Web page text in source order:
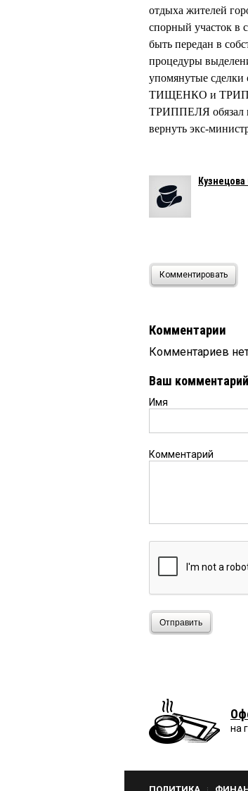
отдыха жителей
спорный участок в
быть передан в
процедуры
упомянутые сделки
ТИЩЕНКО и
ТРИППЕЛЯ обязал
вернуть экс-
Комментировать
Комментарии
Комментариев
Ваш комментарий
Имя
Комментарий
Отправить
на